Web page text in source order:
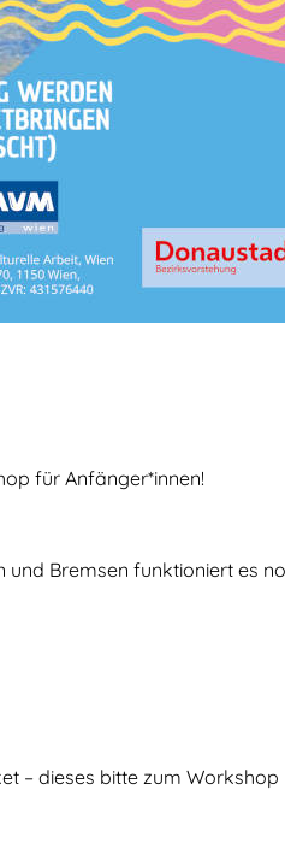
für Anfänger*innen!
Bremsen funktioniert es
– dieses bitte zum Workshop